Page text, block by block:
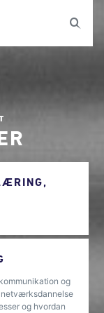
og
netværksdannelse
og hvordan